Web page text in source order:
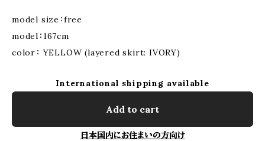
model size：free
model：167cm
color： YELLOW (layered skirt: IVORY)
International shipping available
Add to cart
日本国内にお住まいの方向け